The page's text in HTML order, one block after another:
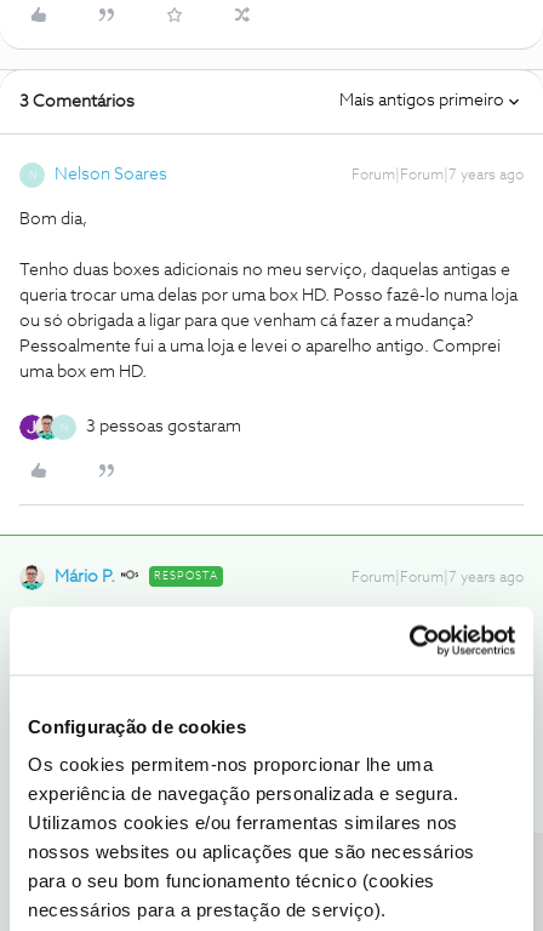
Configuração de cookies
Os cookies permitem-nos proporcionar lhe uma
experiência de navegação personalizada e segura.
Utilizamos cookies e/ou ferramentas similares nos
nossos websites ou aplicações que são necessários
para o seu bom funcionamento técnico (cookies
necessários para a prestação de serviço).
3 Comentários Mais antigos primeiro
N Nelson Soares Forum|Forum|7 years ago
Bom dia,
Tenho duas boxes adicionais no meu serviço, daquelas antigas e
queria trocar uma delas por uma box HD. Posso fazê-lo numa loja
ou só obrigada a ligar para que venham cá fazer a mudança?
Pessoalmente fui a uma loja e levei o aparelho antigo. Comprei
uma box em HD.
N 3 pessoas gostaram
Mário P. RESPOSTA Forum|Forum|7 years ago
que nos contacte, por favor, pois é a melhor maneira para que a
Saiba como fazê-loaqui.
Lamentamos não o conseguir ajudar por este meio. 😓
Ajude a comunidade a encontrar informação relevante. Marque